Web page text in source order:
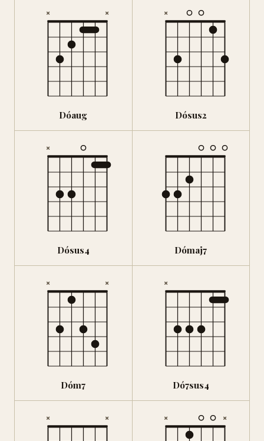
× ×
Dóaug
×
Dósus2
×
Dósus4 Dómaj7
× ×
Dóm7
×
Dó7sus4
× × × ×